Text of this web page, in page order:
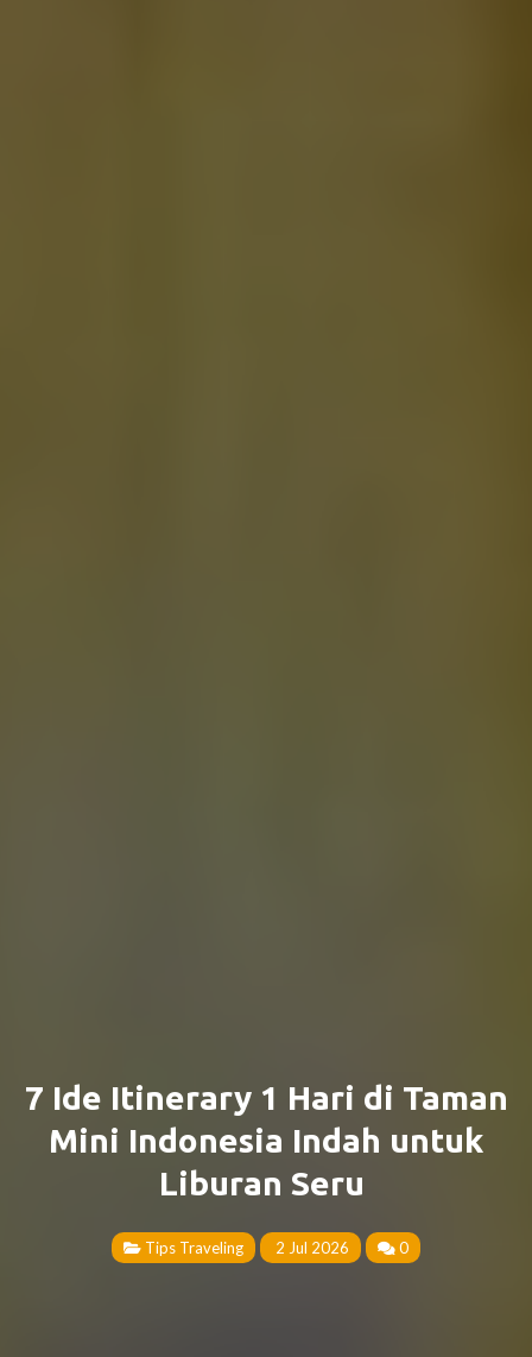
7 Ide Itinerary 1 Hari di Taman
Mini Indonesia Indah untuk
Liburan Seru
Tips Traveling 2 Jul 2026 0